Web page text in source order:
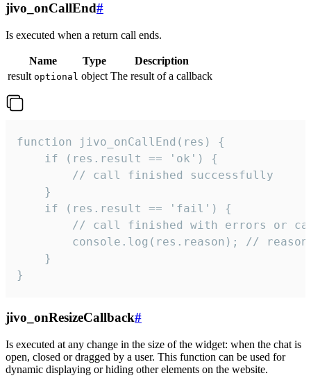
jivo_onCallEnd#
Is executed when a return call ends.
Name Type
Description
result optional object The result of a callback
function jivo_onCallEnd(res) {
    if (res.result == 'ok') {
        // call finished successfully
    }
    if (res.result == 'fail') {
// call finished with errors or
console.log(res.reason); //
    }
}
jivo_onResizeCallback#
Is executed at any change in the size of the widget: when the chat is
open, closed or dragged by a user. This function can be used for
dynamic displaying or hiding other elements on the website.